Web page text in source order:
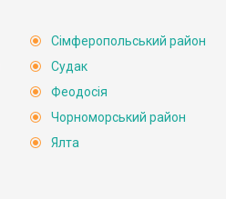
Сімферопольський район
Судак
Феодосія
Чорноморський район
Ялта